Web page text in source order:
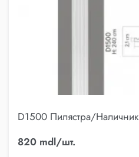
D1500 Пилястра/Наличник
820 mdl/шт.